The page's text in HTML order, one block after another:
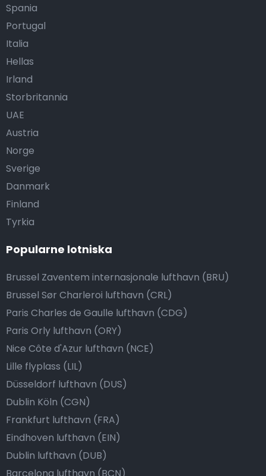
Spania
Portugal
Italia
Hellas
Irland
Storbritannia
UAE
Austria
Norge
Sverige
Danmark
Finland
Tyrkia
Popularne lotniska
Brussel Zaventem internasjonale lufthavn (BRU)
Brussel Sør Charleroi lufthavn (CRL)
Paris Charles de Gaulle lufthavn (CDG)
Paris Orly lufthavn (ORY)
Nice Côte d'Azur lufthavn (NCE)
Lille flyplass (LIL)
Düsseldorf lufthavn (DUS)
Dublin Köln (CGN)
Frankfurt lufthavn (FRA)
Eindhoven lufthavn (EIN)
Dublin lufthavn (DUB)